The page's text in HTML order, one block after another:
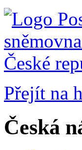
Přejít na
Česká